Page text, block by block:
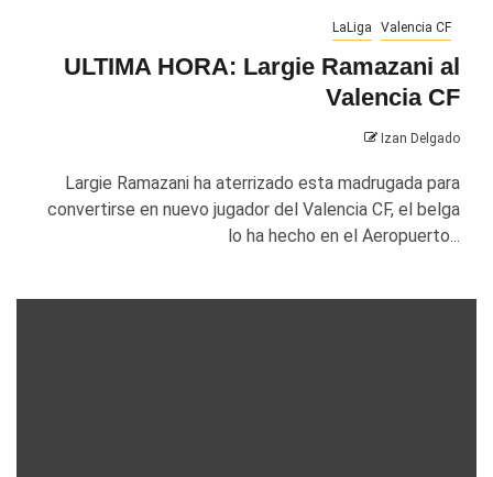
LaLiga Valencia CF
ULTIMA HORA: Largie Ramazani al
Valencia CF
Izan Delgado
Largie Ramazani ha aterrizado esta madrugada para
convertirse en nuevo jugador del Valencia CF, el belga
lo ha hecho en el Aeropuerto...